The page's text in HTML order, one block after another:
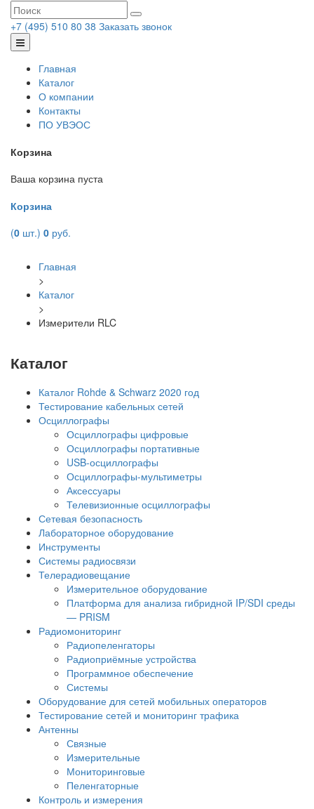
+7 (495) 510 80 38 Заказать звонок
Главная
Каталог
О компании
Контакты
ПО УВЭОС
Корзина
Ваша корзина пуста
Корзина
(0 шт.) 0 руб.
Главная
>
Каталог
>
Измерители RLC
Каталог
Каталог Rohde & Schwarz 2020 год
Тестирование кабельных сетей
Осциллографы
Осциллографы цифровые
Осциллографы портативные
USB-осциллографы
Осциллографы-мультиметры
Аксессуары
Телевизионные осциллографы
Сетевая безопасность
Лабораторное оборудование
Инструменты
Системы радиосвязи
Телерадиовещание
Измерительное оборудование
Платформа для анализа гибридной IP/SDI среды
— PRISM
Радиомониторинг
Радиопеленгаторы
Радиоприёмные устройства
Программное обеспечение
Системы
Оборудование для сетей мобильных операторов
Тестирование сетей и мониторинг трафика
Антенны
Связные
Измерительные
Мониторинговые
Пеленгаторные
Контроль и измерения